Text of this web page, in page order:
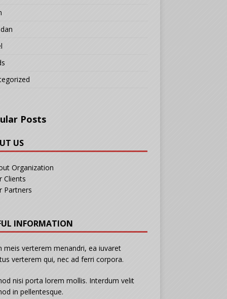
Posts
US
Organization
Clients
Partners
INFORMATION
meis verterem menandri, ea iuvaret
verterem qui, nec ad ferri corpora.
nisi porta lorem mollis. Interdum velit
in pellentesque.